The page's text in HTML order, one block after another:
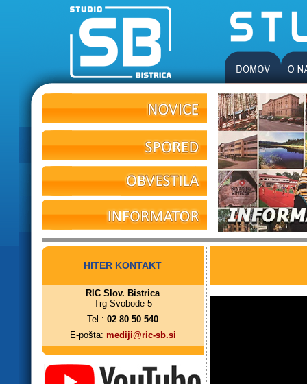
HITER KONTAKT
RIC Slov. Bistrica
Trg Svobode 5
Tel.: 02 80 50 540
E-pošta: mediji@ric-sb.si